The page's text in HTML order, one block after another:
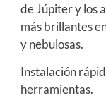
de Júpiter y los
más brillantes
y nebulosas.
Instalación
herramientas.